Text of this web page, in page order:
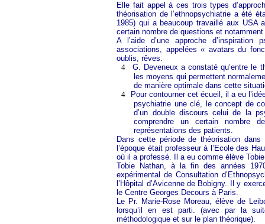
Elle fait appel à ces trois types
théorisation de l’ethnopsychiatrie a été
1985) qui a beaucoup travaillé aux USA
certain nombre de questions et
A l’aide d’une approche
associations, appelées « avatars du
oublis, rêves.
4
G. Deveneux a constaté qu’entre le
les moyens qui permettent
de manière optimale dans cette
4
Pour contourner cet écueil, il a eu
psychiatrie une clé, le concept de
d’un double discours celui de la
comprendre un certain nombre
représentations des patients.
Dans cette période de théorisation
l’époque était professeur à l’Ecole des
où il a professé. Il a eu comme élève
Tobie Nathan, à la fin des années
expérimental de Consultation
l’Hôpital d’Avicenne de Bobigny. Il y
le Centre Georges Decours à Paris.
Le Pr. Marie-Rose Moreau, élève de
lorsqu’il en est parti. (avec par la
méthodologique et sur le plan théorique).